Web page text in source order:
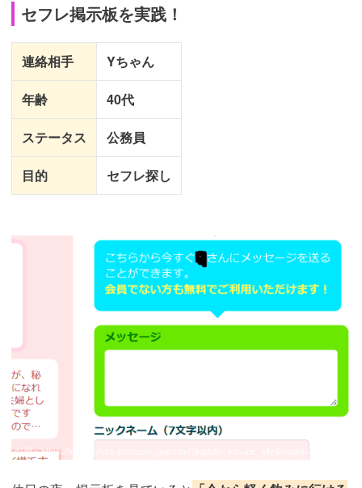
セフレ掲示板を実践！
連絡相手 Yちゃん
年齢 40代
ステータス 公務員
目的 セフレ探し
引用：https://formatch.co.jp/sousin_pop.html?jkg&div_info=pc_site&msgid=1363845